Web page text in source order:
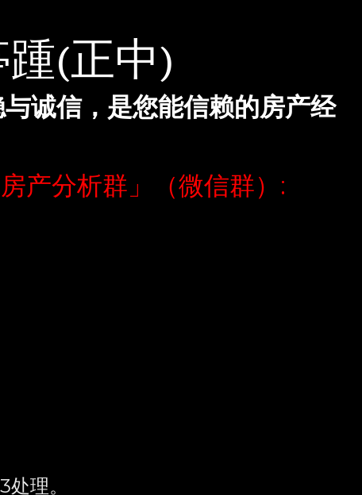
踵(正中)
诚信，是您能信赖的房产经
产分析群」（微信群）:
理。